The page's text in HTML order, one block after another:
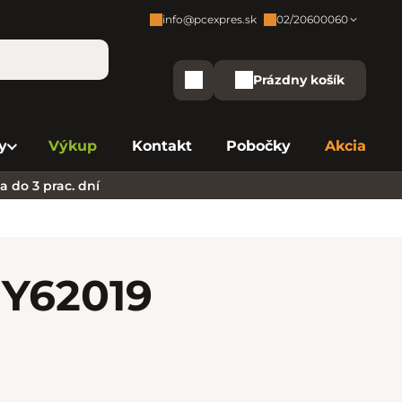
Zákaznícka podpora:
info@pcexpres.sk 02/20600060
Bratislava - Avion 02/20 60 00 61
Bratislava - Aupark
Bratislava - Eurovea
Nákupný košík
Prázdny košík
Výkup Kontakt Pobočky Akcia
do 3 prac. dní
2019